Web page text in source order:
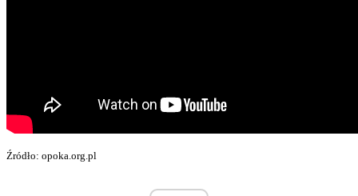
Źródło: opoka.org.pl